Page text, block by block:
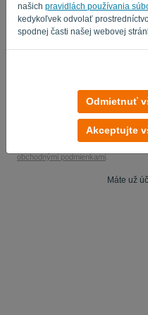
našich pravidlách používania
kedykoľvek odvolať
spodnej časti našej webovej
Odmietnuť
Akceptujte
Áno, môžem študovať moje
Áno, môžete mi posielať
Začnite svoju
Nevyžaduje sa žiadna kreditná
Žiadne reťazce pripojené!
Vaše dáta sú 100% bezpečné
obchodnými podmienkami.
Máte už